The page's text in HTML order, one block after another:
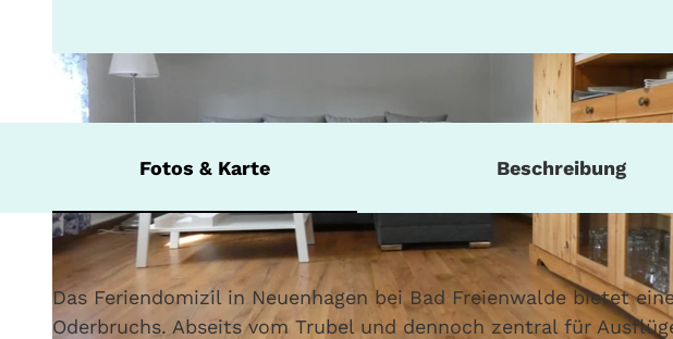
Fotos & Karte Beschreibung
Das Feriendomizil in Neuenhagen bei Bad Freienwalde bietet
Oderbruchs. Abseits vom Trubel und dennoch zentral für